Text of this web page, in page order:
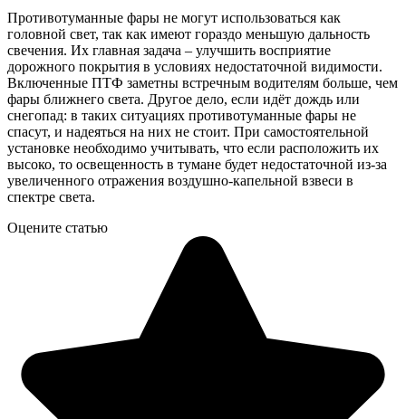
Противотуманные фары не могут использоваться как
головной свет, так как имеют гораздо меньшую дальность
свечения. Их главная задача – улучшить восприятие
дорожного покрытия в условиях недостаточной видимости.
Включенные ПТФ заметны встречным водителям больше, чем
фары ближнего света. Другое дело, если идёт дождь или
снегопад: в таких ситуациях противотуманные фары не
спасут, и надеяться на них не стоит. При самостоятельной
установке необходимо учитывать, что если расположить их
высоко, то освещенность в тумане будет недостаточной из-за
увеличенного отражения воздушно-капельной взвеси в
спектре света.
Оцените статью